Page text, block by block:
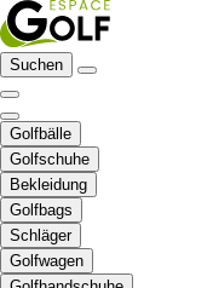
Suchen
Golfbälle
Golfschuhe
Bekleidung
Golfbags
Schläger
Golfwagen